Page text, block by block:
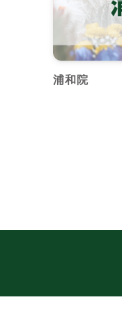
浦和院